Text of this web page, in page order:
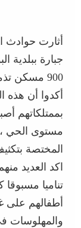
أثارت حوادث
900 مسكن
أكدوا أن هذه
بممتلكاتهم
مستوى الحي ،
المختصة
اكد العديد
تناميا
أطفالهم على
والمهلوسات